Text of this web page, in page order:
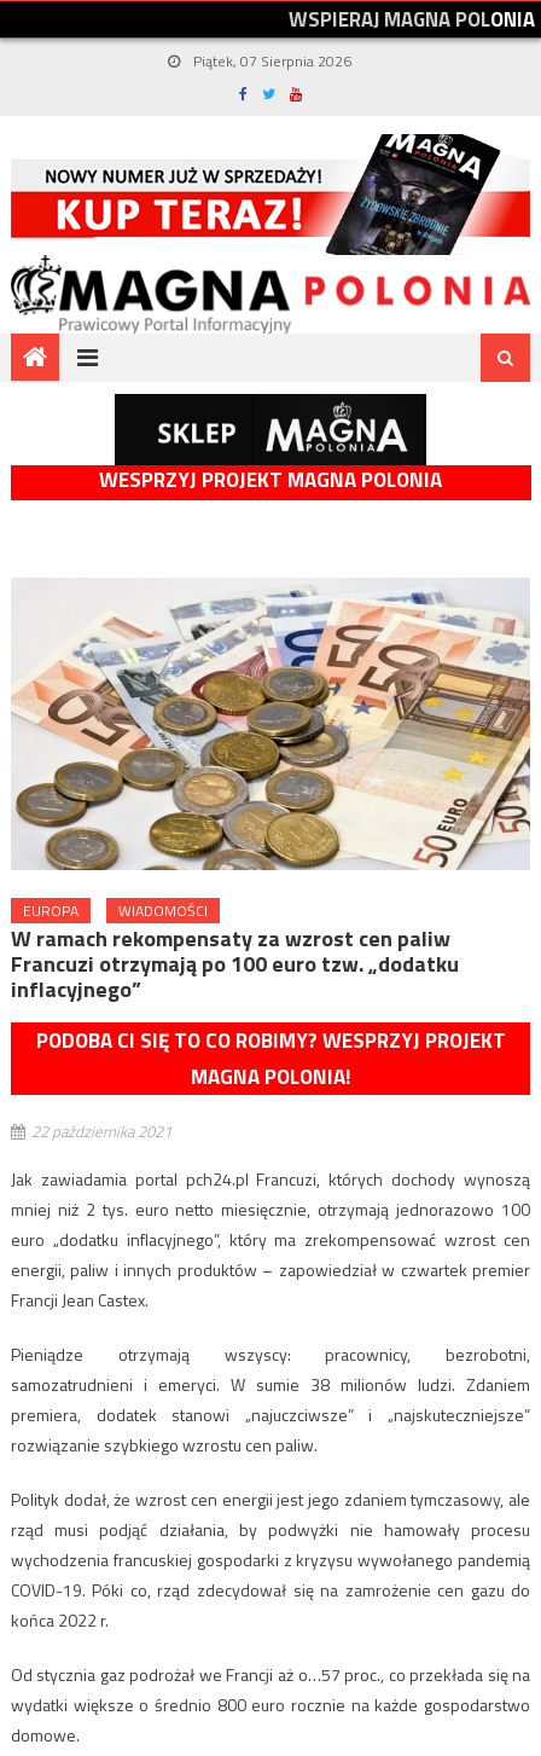
WSPIERAJMAGNAPOLONIA
Piątek, 07 Sierpnia 2026
WESPRZYJ PROJEKT MAGNA POLONIA
EUROPA WIADOMOŚCI
W ramach rekompensaty za wzrost cen paliw
Francuzi otrzymają po 100 euro tzw. „dodatku
inflacyjnego”
PODOBA CI SIĘ TO CO ROBIMY? WESPRZYJ PROJEKT
MAGNA POLONIA!
22 października 2021
Jak zawiadamia portal pch24.pl Francuzi, których dochody wynoszą
mniej niż 2 tys. euro netto miesięcznie, otrzymają jednorazowo 100
euro „dodatku inflacyjnego”, który ma zrekompensować wzrost cen
energii, paliw i innych produktów – zapowiedział w czwartek premier
Francji Jean Castex.
Pieniądze otrzymają wszyscy: pracownicy, bezrobotni,
samozatrudnieni i emeryci. W sumie 38 milionów ludzi. Zdaniem
premiera, dodatek stanowi „najuczciwsze” i „najskuteczniejsze”
rozwiązanie szybkiego wzrostu cen paliw.
Polityk dodał, że wzrost cen energii jest jego zdaniem tymczasowy, ale
rząd musi podjąć działania, by podwyżki nie hamowały procesu
wychodzenia francuskiej gospodarki z kryzysu wywołanego pandemią
COVID-19. Póki co, rząd zdecydował się na zamrożenie cen gazu do
końca 2022 r.
Od stycznia gaz podrożał we Francji aż o…57 proc., co przekłada się na
wydatki większe o średnio 800 euro rocznie na każde gospodarstwo
domowe.